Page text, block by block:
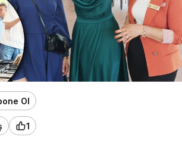
Ol
1